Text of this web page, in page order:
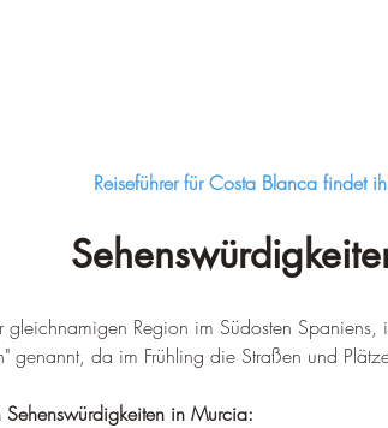
Reiseführer für Costa Blanca findet
gleichnamigen Region im Südosten
genannt, da im Frühling die Straßen und
in Murcia: